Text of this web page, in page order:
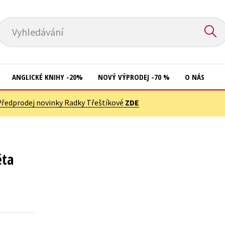
Vyhledávání
ANGLICKÉ KNIHY -20% NOVÝ VÝPRODEJ -70 % O NÁS
novinky Radky Třeštíkové ZDE